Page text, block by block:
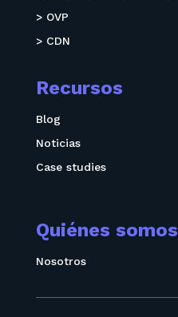
> OVP
> CDN
Recursos
Blog
Noticias
Case studies
Quiénes somos
Nosotros